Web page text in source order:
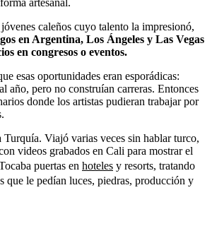
caleños cuyo talento la impresionó,
en Argentina, Los Ángeles y Las Vegas
en congresos o eventos.
esas oportunidades eran esporádicas:
año, pero no construían carreras. Entonces
donde los artistas pudieran trabajar por
Viajó varias veces sin hablar turco,
videos grabados en Cali para mostrar el
puertas en hoteles y resorts, tratando
que le pedían luces, piedras, producción y